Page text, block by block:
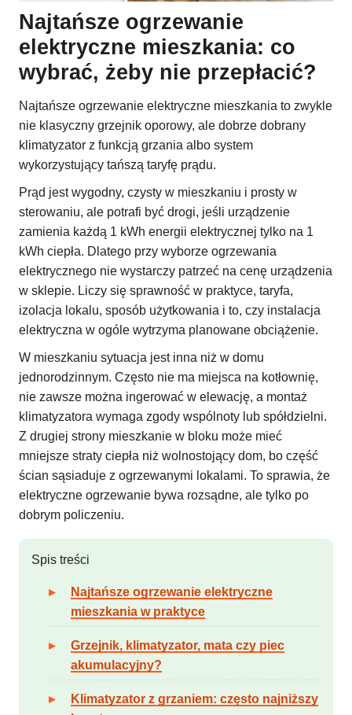
Najtańsze ogrzewanie
elektryczne mieszkania: co
wybrać, żeby nie przepłacić?
Najtańsze ogrzewanie elektryczne mieszkania to zwykle
nie klasyczny grzejnik oporowy, ale dobrze dobrany
klimatyzator z funkcją grzania albo system
wykorzystujący tańszą taryfę prądu.
Prąd jest wygodny, czysty w mieszkaniu i prosty w
sterowaniu, ale potrafi być drogi, jeśli urządzenie
zamienia każdą 1 kWh energii elektrycznej tylko na 1
kWh ciepła. Dlatego przy wyborze ogrzewania
elektrycznego nie wystarczy patrzeć na cenę urządzenia
w sklepie. Liczy się sprawność w praktyce, taryfa,
izolacja lokalu, sposób użytkowania i to, czy instalacja
elektryczna w ogóle wytrzyma planowane obciążenie.
W mieszkaniu sytuacja jest inna niż w domu
jednorodzinnym. Często nie ma miejsca na kotłownię,
nie zawsze można ingerować w elewację, a montaż
klimatyzatora wymaga zgody wspólnoty lub spółdzielni.
Z drugiej strony mieszkanie w bloku może mieć
mniejsze straty ciepła niż wolnostojący dom, bo część
ścian sąsiaduje z ogrzewanymi lokalami. To sprawia, że
elektryczne ogrzewanie bywa rozsądne, ale tylko po
dobrym policzeniu.
Spis treści
Najtańsze ogrzewanie elektryczne
mieszkania w praktyce
Grzejnik, klimatyzator, mata czy piec
akumulacyjny?
Klimatyzator z grzaniem: często najniższy